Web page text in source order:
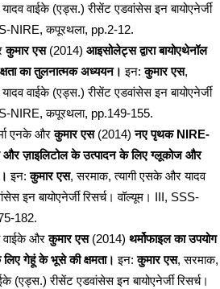
वाईके (एड्स.) रीसेंट एडवांसेस इन बायोएनेर्जी
NIRE, कपूरथला, pp.2-12.
कुमार एस(2014) आइसोलेट्स द्वारा बायोएथेनॉल
का तुलनात्मक अध्ययन।इन:कुमार एस,
वाईके (एड्स.) रीसेंट एडवांसेस इन बायोएनेर्जी
NIRE, कपूरथला, pp.149-155.
एनके औरकुमार एस(2014)नए पृथक NIRE-
और ज़ाइलिटोल के उत्पादन के लिए ग्लूकोज और
इन:कुमार एस, सरमाक, त्यागी एसके और यादव
इन बायोएनेर्जी रिसर्च। वॉल्यूम। III, SSS-
182.
वाईके औरकुमार एस(2014) थर्मोफाइल का उपयोग
गेहूं के भूसे की क्षमता।इन:कुमार एस, सरमाक,
(एड्स.) रीसेंट एडवांसेस इन बायोएनेर्जी रिसर्च।